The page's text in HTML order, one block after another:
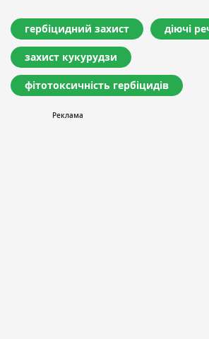
гербіцидний захист діючі
захист кукурудзи
фітотоксичність гербіцидів